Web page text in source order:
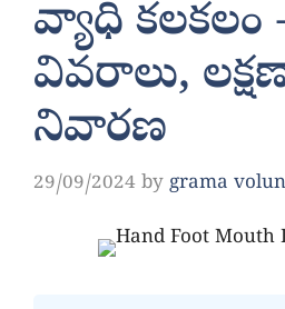
వ్యాధి కలకలం
వివరాలు,
నివారణ
29/09/2024 by grama